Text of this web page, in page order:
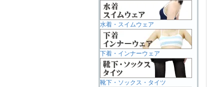
水着・スイムウェア
下着・インナーウェア
靴下・ソックス・タイツ